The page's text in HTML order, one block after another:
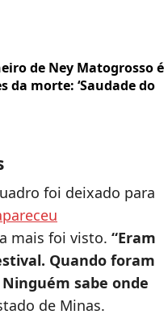
de Ney Matogrosso é
da morte: ‘Saudade do
foi deixado para
mais foi visto. “Eram
Quando foram
sabe onde
de Minas.